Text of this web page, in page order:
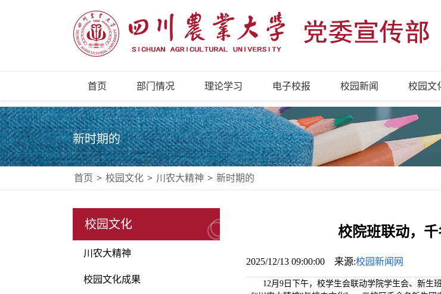
首页 部门情况 理论学习 电子校报 校园新闻 校园文
新时期的
首页 > 校园文化 > 川农大精神 > 新时期的
校园文化
川农大精神
校园文化成果
校院班联动，
2025/12/13 09:00:00 来源:校园新闻网
12月9日下午，校学生会联动学院学生会、新生